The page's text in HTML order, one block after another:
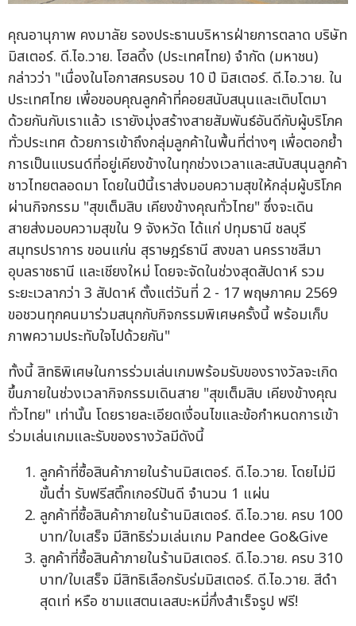
คุณอานุภาพ คงมาลัย รองประธานบริหารฝ่ายการตลาด บริษัท
มิสเตอร์. ดี.ไอ.วาย. โฮลดิ้ง (ประเทศไทย) จำกัด (มหาชน)
กล่าวว่า "เนื่องในโอกาสครบรอบ 10 ปี มิสเตอร์. ดี.ไอ.วาย. ใน
ประเทศไทย เพื่อขอบคุณลูกค้าที่คอยสนับสนุนและเติบโตมา
ด้วยกันกับเราแล้ว เรายังมุ่งสร้างสายสัมพันธ์อันดีกับผู้บริโภค
ทั่วประเทศ ด้วยการเข้าถึงกลุ่มลูกค้าในพื้นที่ต่างๆ เพื่อตอกย้ำ
การเป็นแบรนด์ที่อยู่เคียงข้างในทุกช่วงเวลาและสนับสนุนลูกค้า
ชาวไทยตลอดมา โดยในปีนี้เราส่งมอบความสุขให้กลุ่มผู้บริโภค
ผ่านกิจกรรม "สุขเต็มสิบ เคียงข้างคุณทั่วไทย" ซึ่งจะเดิน
สายส่งมอบความสุขใน 9 จังหวัด ได้แก่ ปทุมธานี ชลบุรี
สมุทรปราการ ขอนแก่น สุราษฎร์ธานี สงขลา นครราชสีมา
อุบลราชธานี และเชียงใหม่ โดยจะจัดในช่วงสุดสัปดาห์ รวม
ระยะเวลากว่า 3 สัปดาห์ ตั้งแต่วันที่ 2 - 17 พฤษภาคม 2569
ขอชวนทุกคนมาร่วมสนุกกับกิจกรรมพิเศษครั้งนี้ พร้อมเก็บ
ภาพความประทับใจไปด้วยกัน"
ทั้งนี้ สิทธิพิเศษในการร่วมเล่นเกมพร้อมรับของรางวัลจะเกิด
ขึ้นภายในช่วงเวลากิจกรรมเดินสาย "สุขเต็มสิบ เคียงข้างคุณ
ทั่วไทย" เท่านั้น โดยรายละเอียดเงื่อนไขและข้อกำหนดการเข้า
ร่วมเล่นเกมและรับของรางวัลมีดังนี้
ลูกค้าที่ซื้อสินค้าภายในร้านมิสเตอร์. ดี.ไอ.วาย. โดยไม่มี
ขั้นต่ำ รับฟรีสติ๊กเกอร์ปันดี จำนวน 1 แผ่น
ลูกค้าที่ซื้อสินค้าภายในร้านมิสเตอร์. ดี.ไอ.วาย. ครบ 100
บาท/ใบเสร็จ มีสิทธิร่วมเล่นเกม Pandee Go&Give
ลูกค้าที่ซื้อสินค้าภายในร้านมิสเตอร์. ดี.ไอ.วาย. ครบ 310
บาท/ใบเสร็จ มีสิทธิเลือกรับร่มมิสเตอร์. ดี.ไอ.วาย. สีดำ
สุดเท่ หรือ ชามแสตนเลสบะหมี่กึ่งสำเร็จรูป ฟรี!